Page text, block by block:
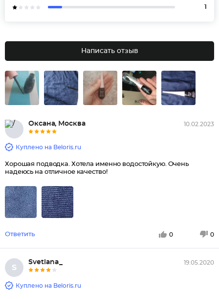
1
Написать отзыв
Оксана, Москва 10.02.2023
Куплено на Beloris.ru
Хорошая подводка. Хотела именно водостойкую. Очень
надеюсь на отличное качество!
Ответить 0 0
S
Svetlana_ 19.05.2020
Куплено на Beloris.ru